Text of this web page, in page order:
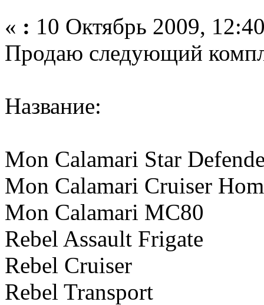
« : 10 Октябрь 2009,
Продаю следующий
Название:
Mon Calamari Star
Mon Calamari
Mon
Rebel
Rebel
Rebel